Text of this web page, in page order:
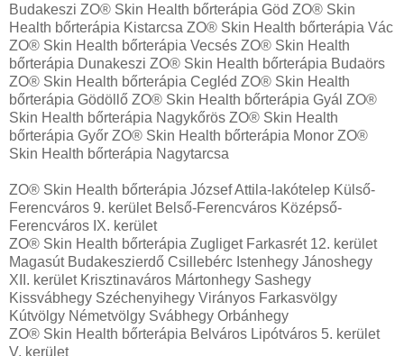
Budakeszi ZO® Skin Health bőrterápia Göd ZO® Skin
Health bőrterápia Kistarcsa ZO® Skin Health bőrterápia Vác
ZO® Skin Health bőrterápia Vecsés ZO® Skin Health
bőrterápia Dunakeszi ZO® Skin Health bőrterápia Budaörs
ZO® Skin Health bőrterápia Cegléd ZO® Skin Health
bőrterápia Gödöllő ZO® Skin Health bőrterápia Gyál ZO®
Skin Health bőrterápia Nagykőrös ZO® Skin Health
bőrterápia Győr ZO® Skin Health bőrterápia Monor ZO®
Skin Health bőrterápia Nagytarcsa
ZO® Skin Health bőrterápia József Attila-lakótelep Külső-
Ferencváros 9. kerület Belső-Ferencváros Középső-
Ferencváros IX. kerület
ZO® Skin Health bőrterápia Zugliget Farkasrét 12. kerület
Magasút Budakeszierdő Csillebérc Istenhegy Jánoshegy
XII. kerület Krisztinaváros Mártonhegy Sashegy
Kissvábhegy Széchenyihegy Virányos Farkasvölgy
Kútvölgy Németvölgy Svábhegy Orbánhegy
ZO® Skin Health bőrterápia Belváros Lipótváros 5. kerület
V. kerület